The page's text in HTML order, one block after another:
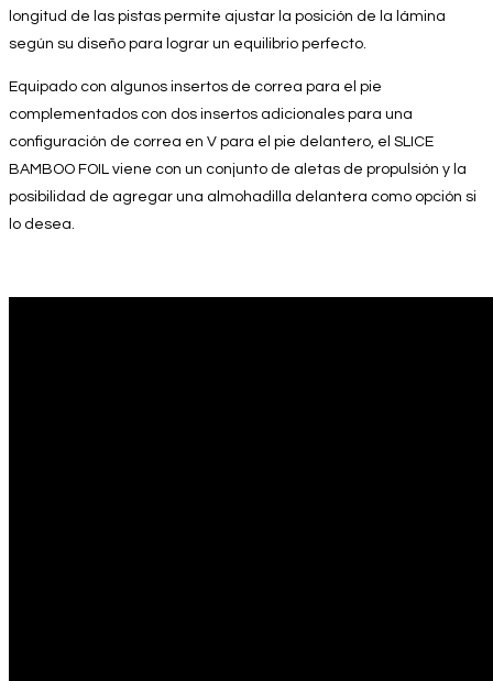
longitud de las pistas permite ajustar la posición de la lámina
según su diseño para lograr un equilibrio perfecto.
Equipado con algunos insertos de correa para el pie
complementados con dos insertos adicionales para una
configuración de correa en V para el pie delantero, el SLICE
BAMBOO FOIL viene con un conjunto de aletas de propulsión y la
posibilidad de agregar una almohadilla delantera como opción si
lo desea.